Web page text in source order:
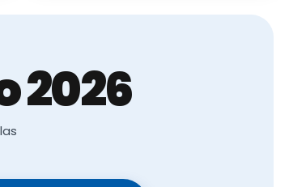
2026